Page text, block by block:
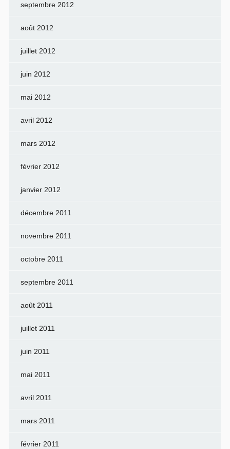
septembre 2012
août 2012
juillet 2012
juin 2012
mai 2012
avril 2012
mars 2012
février 2012
janvier 2012
décembre 2011
novembre 2011
octobre 2011
septembre 2011
août 2011
juillet 2011
juin 2011
mai 2011
avril 2011
mars 2011
février 2011